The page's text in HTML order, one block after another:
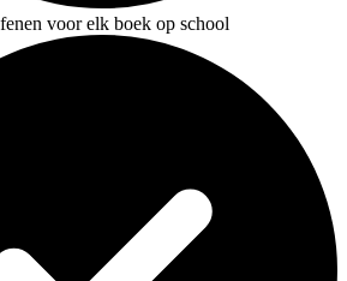
voor elk boek op school